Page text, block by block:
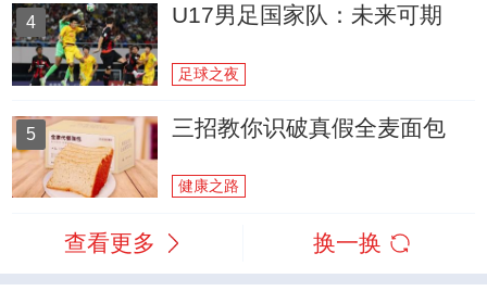
4 U17男足国家队：未来可期
足球之夜
5 三招教你识破真假全麦面包
健康之路
查看更多 换一换